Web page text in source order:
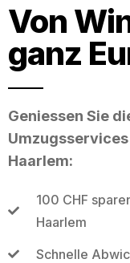
Von
ganz
Geniessen Sie
Haarlem:
100 CHF
Haarlem
Schnelle